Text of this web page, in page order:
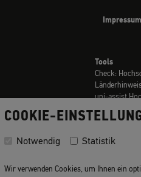
Impressum
Tools
Check:
uni-assist
Checklisten
Links
Video-Tutorials
COOKIE-
Notwendig Statistik
Wir verwenden Cookies, um Ihnen ein